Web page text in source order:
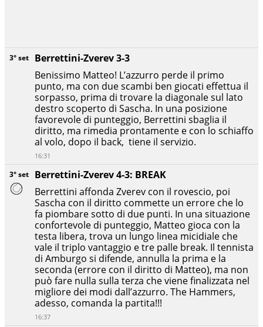
3° set
Berrettini-Zverev 4-3: BREAK
Berrettini affonda Zverev con il rovescio, poi
Sascha con il diritto commette un errore che lo
fa piombare sotto di due punti. In una situazione
confortevole di punteggio, Matteo gioca con la
testa libera, trova un lungo linea micidiale che
vale il triplo vantaggio e tre palle break. Il tennista
di Amburgo si difende, annulla la prima e la
seconda (errore con il diritto di Matteo), ma non
può fare nulla sulla terza che viene finalizzata nel
migliore dei modi dall’azzurro. The Hammers,
adesso, comanda la partita!!!
16:37
3° set
Berrettini-Zverev 3-3
Benissimo Matteo! L’azzurro perde il primo
punto, ma con due scambi ben giocati effettua il
sorpasso, prima di trovare la diagonale sul lato
destro scoperto di Sascha. In una posizione
favorevole di punteggio, Berrettini sbaglia il
diritto, ma rimedia prontamente e con lo schiaffo
al volo, dopo il back, tiene il servizio.
16:31